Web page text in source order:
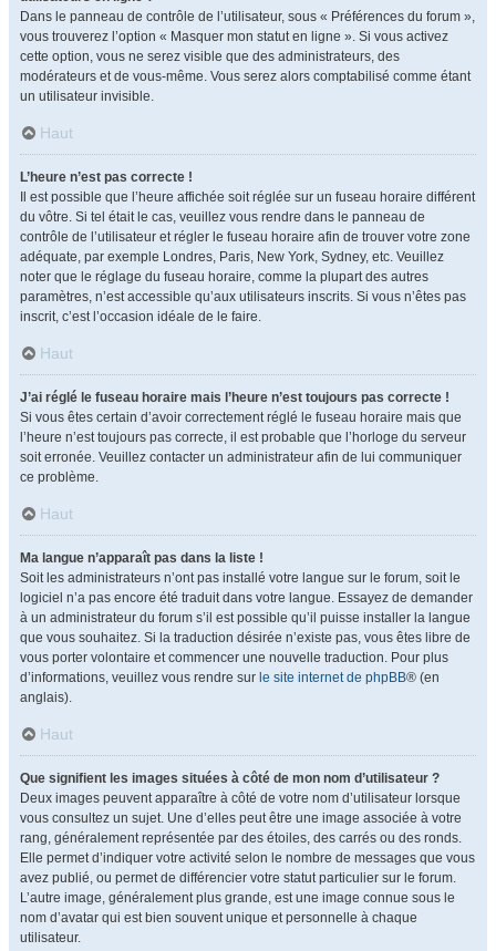
Dans le panneau de contrôle de l’utilisateur, sous « Préférences du forum »,
vous trouverez l’option « Masquer mon statut en ligne ». Si vous activez
cette option, vous ne serez visible que des administrateurs, des
modérateurs et de vous-même. Vous serez alors comptabilisé comme étant
un utilisateur invisible.
Haut
L’heure n’est pas correcte !
Il est possible que l’heure affichée soit réglée sur un fuseau horaire différent
du vôtre. Si tel était le cas, veuillez vous rendre dans le panneau de
contrôle de l’utilisateur et régler le fuseau horaire afin de trouver votre zone
adéquate, par exemple Londres, Paris, New York, Sydney, etc. Veuillez
noter que le réglage du fuseau horaire, comme la plupart des autres
paramètres, n’est accessible qu’aux utilisateurs inscrits. Si vous n’êtes pas
inscrit, c’est l’occasion idéale de le faire.
Haut
J’ai réglé le fuseau horaire mais l’heure n’est toujours pas correcte !
Si vous êtes certain d’avoir correctement réglé le fuseau horaire mais que
l’heure n’est toujours pas correcte, il est probable que l’horloge du serveur
soit erronée. Veuillez contacter un administrateur afin de lui communiquer
ce problème.
Haut
Ma langue n’apparaît pas dans la liste !
Soit les administrateurs n’ont pas installé votre langue sur le forum, soit le
logiciel n’a pas encore été traduit dans votre langue. Essayez de demander
à un administrateur du forum s’il est possible qu’il puisse installer la langue
que vous souhaitez. Si la traduction désirée n’existe pas, vous êtes libre de
vous porter volontaire et commencer une nouvelle traduction. Pour plus
d’informations, veuillez vous rendre sur le site internet de phpBB® (en
anglais).
Haut
Que signifient les images situées à côté de mon nom d’utilisateur ?
Deux images peuvent apparaître à côté de votre nom d’utilisateur lorsque
vous consultez un sujet. Une d’elles peut être une image associée à votre
rang, généralement représentée par des étoiles, des carrés ou des ronds.
Elle permet d’indiquer votre activité selon le nombre de messages que vous
avez publié, ou permet de différencier votre statut particulier sur le forum.
L’autre image, généralement plus grande, est une image connue sous le
nom d’avatar qui est bien souvent unique et personnelle à chaque
utilisateur.